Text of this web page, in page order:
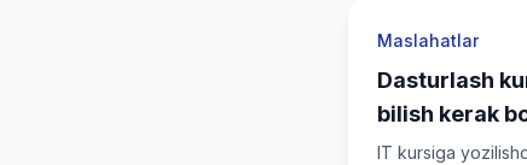
Maslahatlar
Dasturlash
bilish kerak
IT kursiga